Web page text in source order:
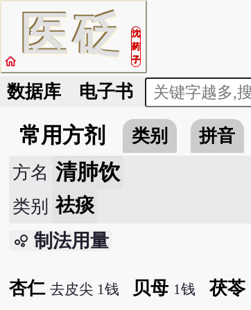
医砭
沈
药
子
home
数据库 电子书
常用方剂 类别 拼音
方名 清肺饮
类别 祛痰
bubble_chart 制法用量
杏仁 去皮尖 1钱 贝母 1钱 茯苓